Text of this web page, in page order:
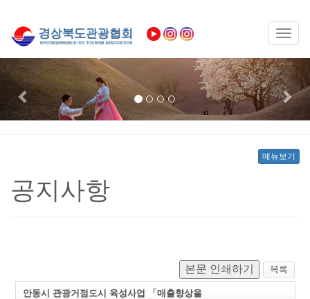
Previous
메뉴보기
공지사항
본문 인쇄하기
안동시 관광거점도시 육성사업 「매출향상을